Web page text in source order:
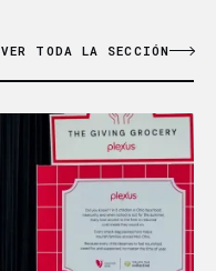
VER TODA LA SECCIÓN